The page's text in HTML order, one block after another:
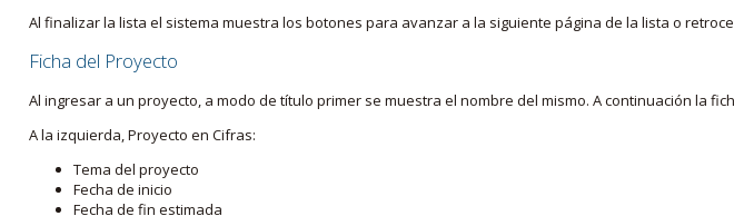
Al finalizar la lista el sistema muestra los botones para avanzar a la siguiente página de la lista o
Ficha del Proyecto
Al ingresar a un proyecto, a modo de título primer se muestra el nombre del mismo. A continuación la
A la izquierda, Proyecto en Cifras:
Tema del proyecto
Fecha de inicio
Fecha de fin estimada